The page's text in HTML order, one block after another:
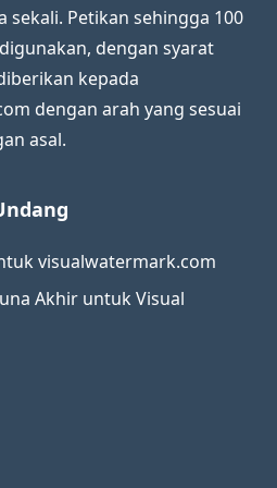
sekali. Petikan sehingga 100
dengan syarat
kepada
dengan arah yang sesuai
asal.
visualwatermark.com
Akhir untuk Visual